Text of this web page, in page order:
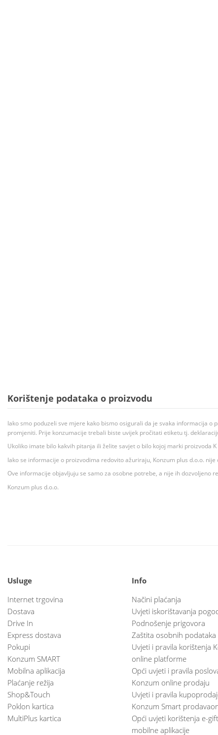
Korištenje podataka o proizvodu
Iako smo poduzeli sve mjere kako bismo osigurali da je svaka informacija
promjeniti. Prije konzumacije trebali biste uvijek pročitati etiketu tj.
Ukoliko imate bilo kakvih pitanja ili želite savjet o bilo kojoj marki proizvoda
Iako se informacije o proizvodima redovito ažuriraju, Konzum plus d.o.o.
Ove informacije objavljuju se samo za osobne potrebe, a nije ih dozvoljeno
Konzum plus d.o.o.
Usluge
Internet trgovina
Dostava
Drive In
Express dostava
Pokupi
Konzum SMART
Mobilna aplikacija
Plaćanje režija
Shop&Touch
Poklon kartica
MultiPlus kartica
Info
Načini plaćanja
Uvjeti iskorištavanja
Podnošenje prigovora
Zaštita osobnih podataka
Uvjeti i pravila korištenja
online platforme
Opći uvjeti i pravila
Konzum online prodaju
Uvjeti i pravila
Konzum Smart
Opći uvjeti korištenja e-gift
mobilne aplikacije